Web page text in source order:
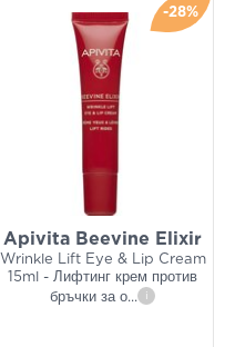
-28%
Apivita Beevine Elixir
Wrinkle Lift Eye & Lip Cream
15ml - Лифтинг крем против
бръчки за о... i